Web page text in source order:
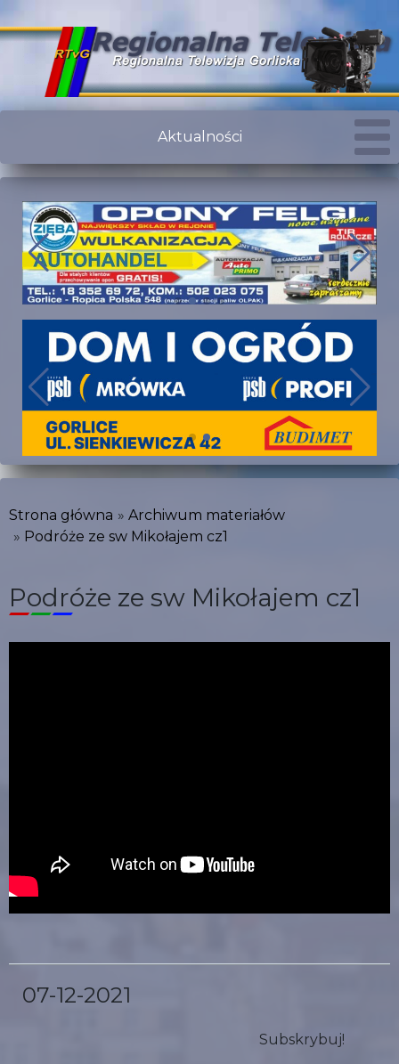
Aktualności
Strona główna
Archiwum materiałów
Podróże ze sw Mikołajem cz1
Podróże ze sw Mikołajem cz1
07-12-2021
Subskrybuj!